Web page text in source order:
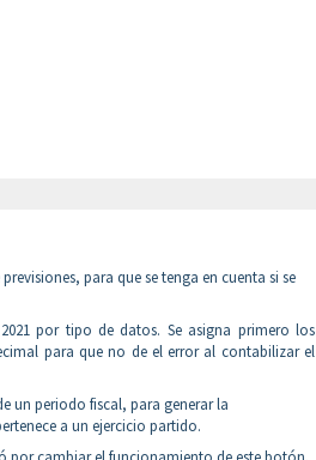
para que se tenga en cuenta si se
por tipo de datos. Se asigna primero los
para que no de el error al contabilizar el
un periodo fiscal, para generar la
a un ejercicio partido.